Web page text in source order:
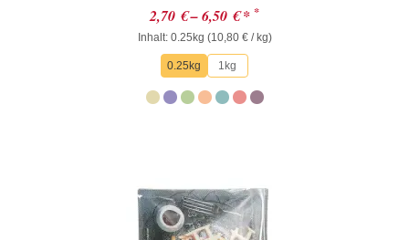
Bewertet
mit
0
von
5
2,70 €–6,50 €* *
Inhalt: 0.25kg (10,80 €/ kg)
0.25kg 1kg